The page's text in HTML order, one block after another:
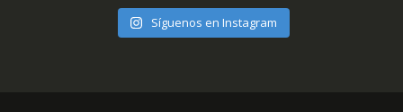
Síguenos en Instagram